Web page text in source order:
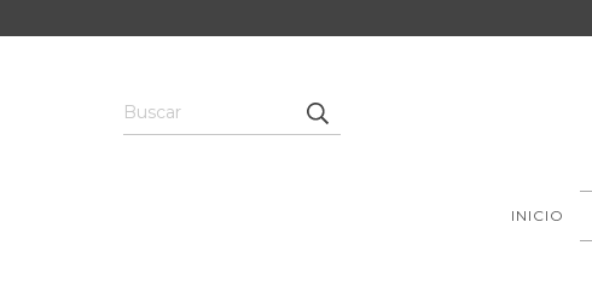
INICIO